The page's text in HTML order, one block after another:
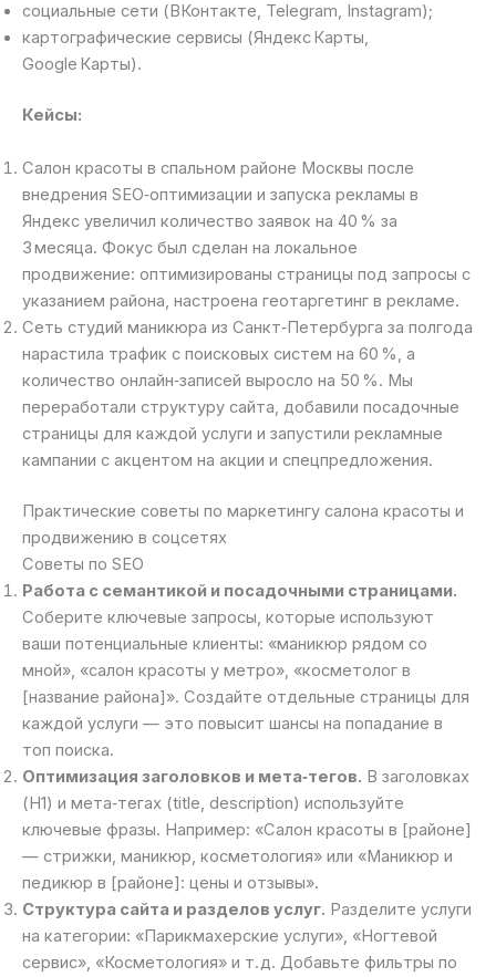
социальные сети (ВКонтакте, Telegram, Instagram);
картографические сервисы (Яндекс Карты,
Google Карты).
Кейсы:
Салон красоты в спальном районе Москвы после
внедрения SEO‑оптимизации и запуска рекламы в
Яндекс увеличил количество заявок на 40 % за
3 месяца. Фокус был сделан на локальное
продвижение: оптимизированы страницы под запросы с
указанием района, настроена геотаргетинг в рекламе.
Сеть студий маникюра из Санкт‑Петербурга за полгода
нарастила трафик с поисковых систем на 60 %, а
количество онлайн‑записей выросло на 50 %. Мы
переработали структуру сайта, добавили посадочные
страницы для каждой услуги и запустили рекламные
кампании с акцентом на акции и спецпредложения.
Практические советы по маркетингу салона красоты и
продвижению в соцсетях
Советы по SEO
Работа с семантикой и посадочными страницами.
Соберите ключевые запросы, которые используют
ваши потенциальные клиенты: «маникюр рядом со
мной», «салон красоты у метро», «косметолог в
[название района]». Создайте отдельные страницы для
каждой услуги — это повысит шансы на попадание в
топ поиска.
Оптимизация заголовков и мета‑тегов. В заголовках
(H1) и мета‑тегах (title, description) используйте
ключевые фразы. Например: «Салон красоты в [районе]
— стрижки, маникюр, косметология» или «Маникюр и
педикюр в [районе]: цены и отзывы».
Структура сайта и разделов услуг. Разделите услуги
на категории: «Парикмахерские услуги», «Ногтевой
сервис», «Косметология» и т. д. Добавьте фильтры по